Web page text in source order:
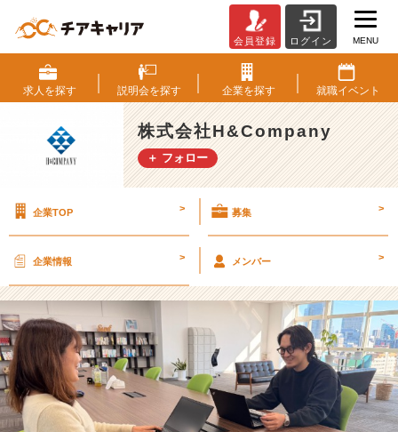
曜
日、
お
疲
れ
様
【株
社
C
o
m
会員登録 ログイン MENU
求人を探す 説明会を探す 企業を探す 就職イベント
株式会社H&Company
＋ フォロー
企業TOP > 募集 >
企業情報 > メンバー >